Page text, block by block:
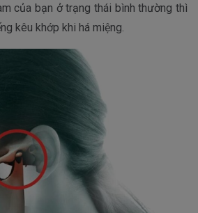
của bạn ở trạng thái bình thường thì
kêu khớp khi há miệng.